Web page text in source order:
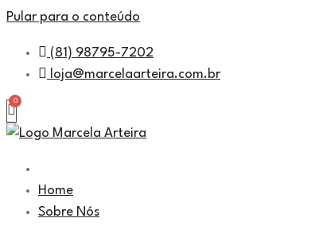
Pular para o conteúdo
(81) 98795-7202
loja@marcelaarteira.com.br
Home
Sobre Nós